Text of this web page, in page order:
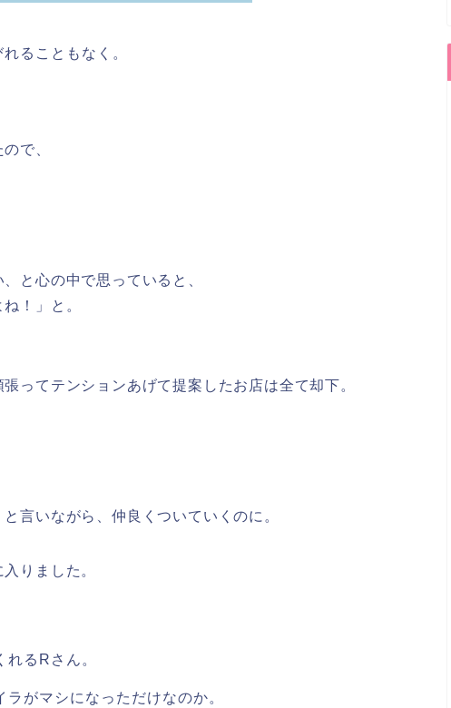
ることもなく。
で、
と心の中で思っていると、
！」と。
ってテンションあげて提案したお店は全て却下。
言いながら、仲良くついていくのに。
りました。
るRさん。
がマシになっただけなのか。